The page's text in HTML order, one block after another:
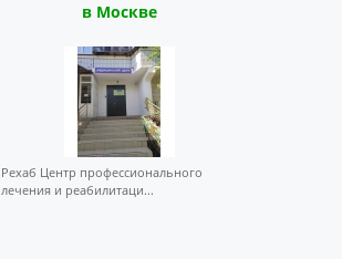
в Москве
Рехаб Центр профессионального
лечения и реабилитаци...